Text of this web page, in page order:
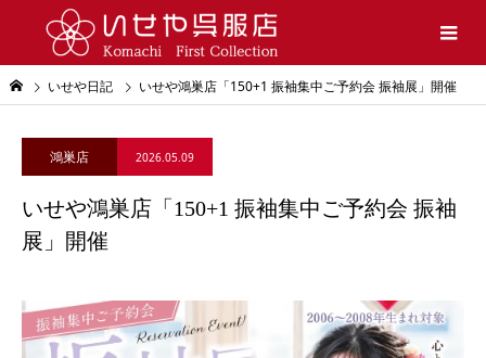
いせや日記 いせや鴻巣店「150+1 振袖集中ご予約会 振袖展」開催
鴻巣店 2026.05.09
いせや鴻巣店「150+1 振袖集中ご予約会 振袖
展」開催